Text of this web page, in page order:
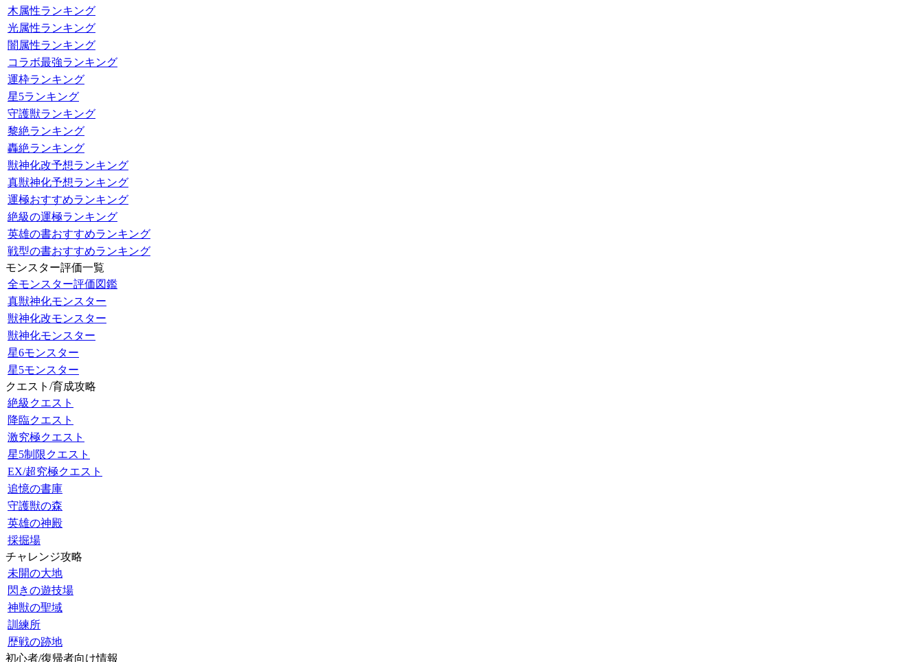
木属性ランキング
光属性ランキング
闇属性ランキング
コラボ最強ランキング
運枠ランキング
星5ランキング
守護獣ランキング
黎絶ランキング
轟絶ランキング
獣神化改予想ランキング
真獣神化予想ランキング
運極おすすめランキング
絶級の運極ランキング
英雄の書おすすめランキング
戦型の書おすすめランキング
モンスター評価一覧
全モンスター評価図鑑
真獣神化モンスター
獣神化改モンスター
獣神化モンスター
星6モンスター
星5モンスター
クエスト/育成攻略
絶級クエスト
降臨クエスト
激究極クエスト
星5制限クエスト
EX/超究極クエスト
追憶の書庫
守護獣の森
英雄の神殿
採掘場
チャレンジ攻略
未開の大地
閃きの遊技場
神獣の聖域
訓練所
歴戦の跡地
初心者/復帰者向け情報